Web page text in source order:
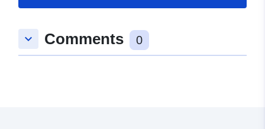
keyboard_arrow_down Comments 0